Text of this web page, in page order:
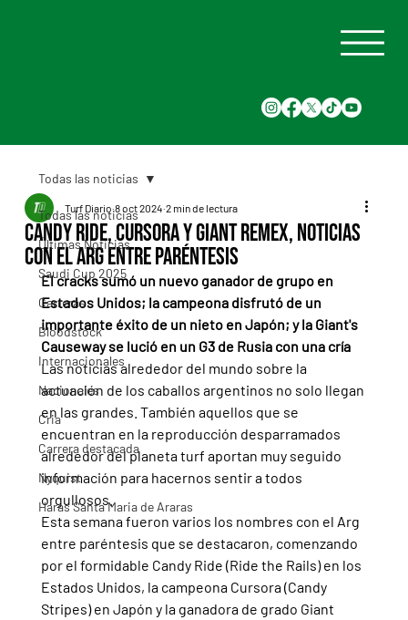
Todas las noticias
Últimas Noticias
Saudi Cup 2025
Carreras
Bloodstock
Internacionales
Nacionales
Cria
Carrera destacada
Nyquist
Haras Santa Maria de Araras
Todas las noticias
Candy Ride, Cursora y Giant Remex, noticias
con el Arg entre paréntesis
Turf Diario 8 oct 2024 2 min de lectura
El cracks sumó un nuevo ganador de grupo en
Estados Unidos; la campeona disfrutó de un
importante éxito de un nieto en Japón; y la Giant's
Causeway se lució en un G3 de Rusia con una cría
Las noticias alrededor del mundo sobre la
actuación de los caballos argentinos no solo llegan
en las grandes. También aquellos que se
encuentran en la reproducción desparramados
alrededor del planeta turf aportan muy seguido
información para hacernos sentir a todos
orgullosos.
Esta semana fueron varios los nombres con el Arg
entre paréntesis que se destacaron, comenzando
por el formidable Candy Ride (Ride the Rails) en los
Estados Unidos, la campeona Cursora (Candy
Stripes) en Japón y la ganadora de grado Giant